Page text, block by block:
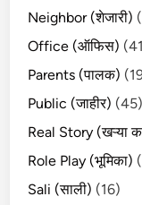
Neighbor (शेजारी)
Office (ऑफिस)
Parents (पालक)
Public (जाहीर) (45)
Real Story (खऱ्या
Role Play (भूमिका)
Sali (साली) (16)